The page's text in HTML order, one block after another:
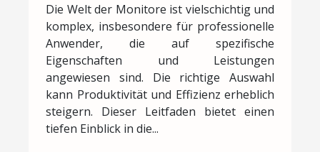
Die Welt der Monitore ist vielschichtig und
komplex, insbesondere für professionelle
Anwender, die auf spezifische
Eigenschaften und Leistungen
angewiesen sind. Die richtige Auswahl
kann Produktivität und Effizienz erheblich
steigern. Dieser Leitfaden bietet einen
tiefen Einblick in die...